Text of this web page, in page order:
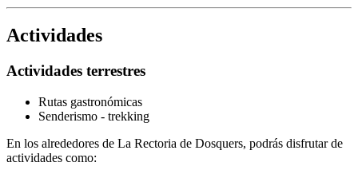
Actividades
Actividades terrestres
Rutas gastronómicas
Senderismo - trekking
En los alrededores de La Rectoria de Dosquers, podrás disfrutar de
actividades como: